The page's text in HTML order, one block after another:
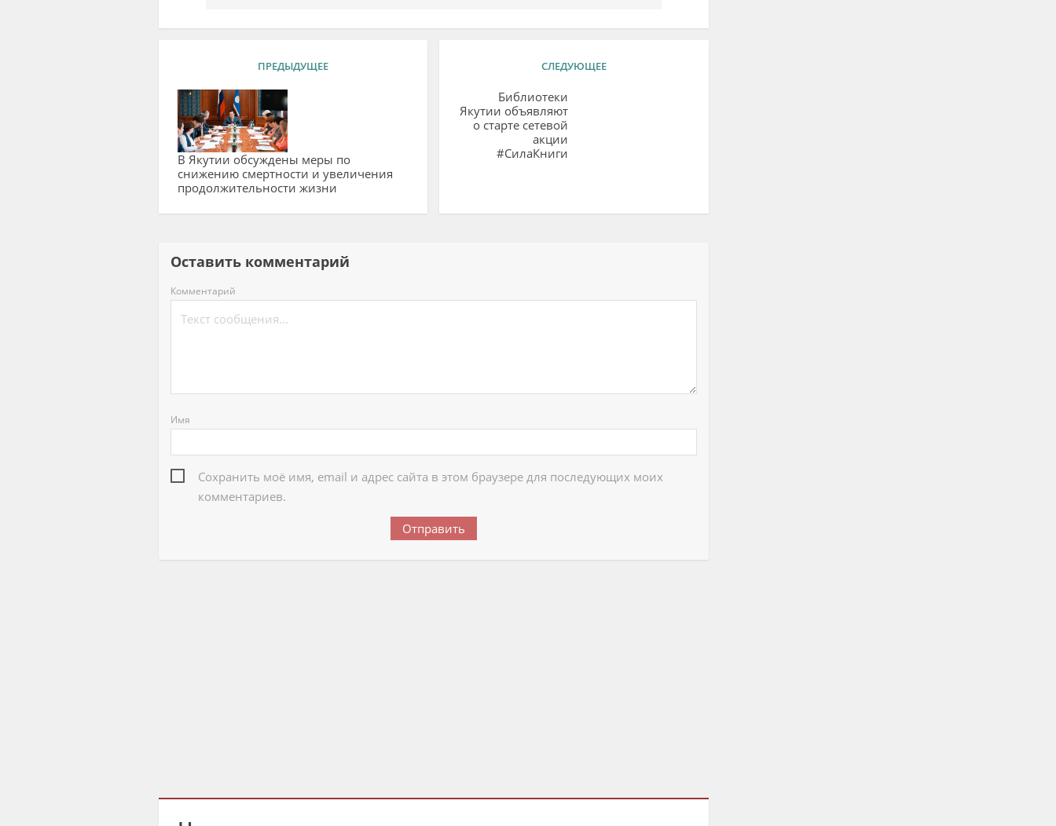
ПРЕДЫДУЩЕЕ
В Якутии обсуждены меры по
снижению смертности и увеличения
продолжительности жизни
СЛЕДУЮЩЕЕ
Библиотеки
Якутии объявляют
о старте сетевой
акции
#СилаКниги
Оставить комментарий
Комментарий
Имя
Сохранить моё имя, email и адрес сайта в этом браузере для последующих моих
комментариев.